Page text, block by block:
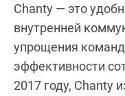
Chanty — это
внутренней
упрощения
эффективности
2017 году, Chanty